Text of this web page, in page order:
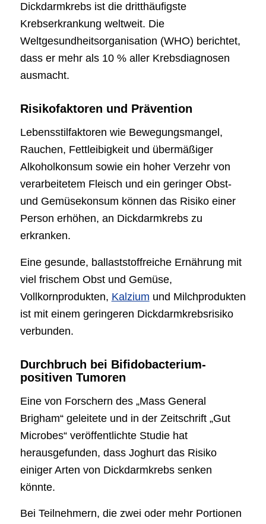
Dickdarmkrebs ist die dritthäufigste
Krebserkrankung weltweit. Die
Weltgesundheitsorganisation (WHO) berichtet,
dass er mehr als 10 % aller Krebsdiagnosen
ausmacht.
Risikofaktoren und Prävention
Lebensstilfaktoren wie Bewegungsmangel,
Rauchen, Fettleibigkeit und übermäßiger
Alkoholkonsum sowie ein hoher Verzehr von
verarbeitetem Fleisch und ein geringer Obst-
und Gemüsekonsum können das Risiko einer
Person erhöhen, an Dickdarmkrebs zu
erkranken.
Eine gesunde, ballaststoffreiche Ernährung mit
viel frischem Obst und Gemüse,
Vollkornprodukten, Kalzium und Milchprodukten
ist mit einem geringeren Dickdarmkrebsrisiko
verbunden.
Durchbruch bei Bifidobacterium-
positiven Tumoren
Eine von Forschern des „Mass General
Brigham“ geleitete und in der Zeitschrift „Gut
Microbes“ veröffentlichte Studie hat
herausgefunden, dass Joghurt das Risiko
einiger Arten von Dickdarmkrebs senken
könnte.
Bei Teilnehmern, die zwei oder mehr Portionen